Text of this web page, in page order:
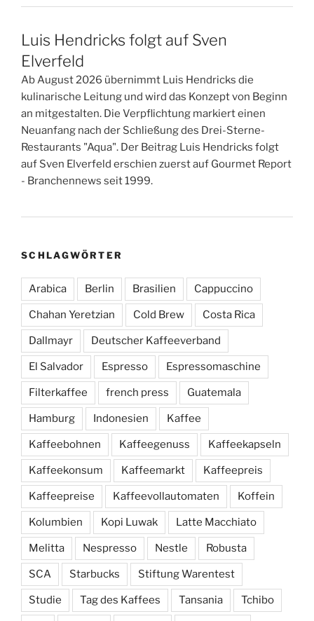
Luis Hendricks folgt auf Sven
Elverfeld
Ab August 2026 übernimmt Luis Hendricks die
kulinarische Leitung und wird das Konzept von Beginn
an mitgestalten. Die Verpflichtung markiert einen
Neuanfang nach der Schließung des Drei-Sterne-
Restaurants "Aqua". Der Beitrag Luis Hendricks folgt
auf Sven Elverfeld erschien zuerst auf Gourmet Report
- Branchennews seit 1999.
SCHLAGWÖRTER
Arabica Berlin Brasilien Cappuccino
Chahan Yeretzian Cold Brew Costa Rica
Dallmayr Deutscher Kaffeeverband
El Salvador Espresso Espressomaschine
Filterkaffee french press Guatemala
Hamburg Indonesien Kaffee
Kaffeebohnen Kaffeegenuss Kaffeekapseln
Kaffeekonsum Kaffeemarkt Kaffeepreis
Kaffeepreise Kaffeevollautomaten Koffein
Kolumbien Kopi Luwak Latte Macchiato
Melitta Nespresso Nestle Robusta
SCA Starbucks Stiftung Warentest
Studie Tag des Kaffees Tansania Tchibo